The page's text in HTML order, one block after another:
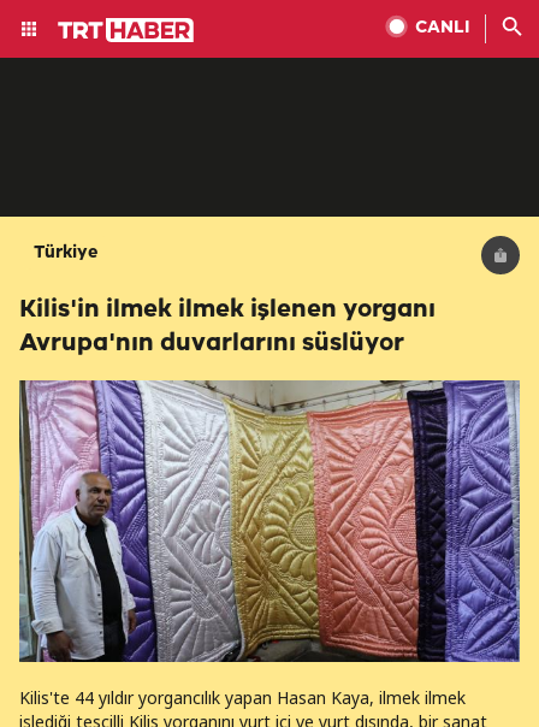
CANLI
Türkiye
Kilis'in ilmek ilmek işlenen yorganı
Avrupa'nın duvarlarını süslüyor
Kilis'te 44 yıldır yorgancılık yapan Hasan Kaya, ilmek ilmek
işlediği tescilli Kilis yorganını yurt içi ve yurt dışında, bir sanat